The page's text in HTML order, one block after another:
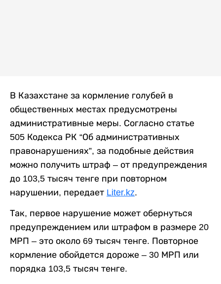
В Казахстане за кормление голубей в
общественных местах предусмотрены
административные меры. Согласно статье
505 Кодекса РК “Об административных
правонарушениях”, за подобные действия
можно получить штраф – от предупреждения
до 103,5 тысяч тенге при повторном
нарушении, передает Liter.kz.
Так, первое нарушение может обернуться
предупреждением или штрафом в размере 20
МРП – это около 69 тысяч тенге. Повторное
кормление обойдется дороже – 30 МРП или
порядка 103,5 тысяч тенге.